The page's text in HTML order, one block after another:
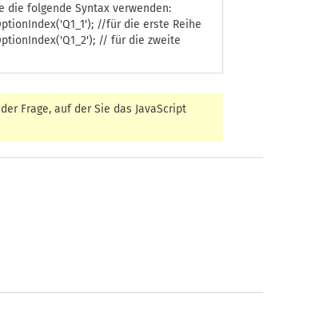
die folgende Syntax verwenden:
//für die erste Reihe
// für die zweite
Frage, auf der Sie das JavaScript